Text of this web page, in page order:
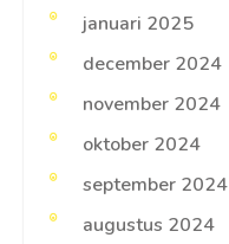
januari 2025
december 2024
november 2024
oktober 2024
september 2024
augustus 2024